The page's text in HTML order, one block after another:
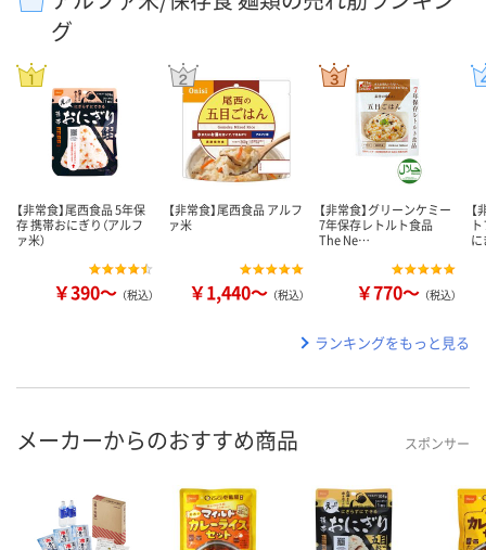
グ
【非常食】尾西食品 5年保
存 携帯おにぎり（アルフ
ァ米）
￥390～ （税込）
【非常食】尾西食品 アルフ
ァ米
￥1,440～ （税込）
【非常食】グリーンケミー
7年保存レトルト食品
The Ne…
￥770～ （税込）
ランキングをもっと見る
メーカーからのおすすめ商品 スポンサー